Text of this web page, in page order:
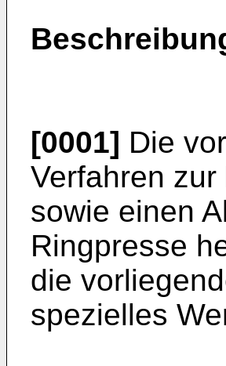
[0001] Die
Verfahren
sowie einen
Ringpresse
die
spezielles